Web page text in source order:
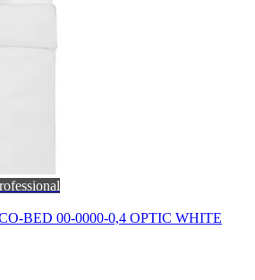
BED 00-0000-0,4 OPTIC WHITE